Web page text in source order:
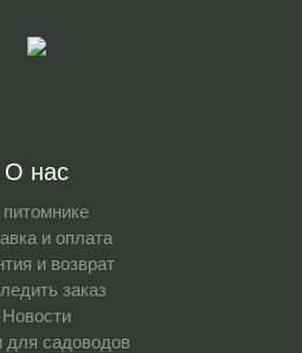
О нас
и оплата
и возврат
заказ
Новости
для садоводов